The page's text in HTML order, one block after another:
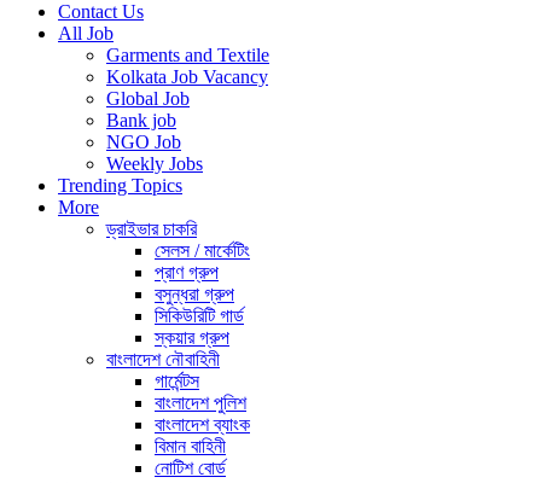
Contact Us
All Job
Garments and Textile
Kolkata Job Vacancy
Global Job
Bank job
NGO Job
Weekly Jobs
Trending Topics
More
ড্রাইভার চাকরি
সেলস / মার্কেটিং
প্রাণ গ্রুপ
বসুন্ধরা গ্রুপ
সিকিউরিটি গার্ড
স্কয়ার গ্রুপ
বাংলাদেশ নৌবাহিনী
গার্মেন্টস
বাংলাদেশ পুলিশ
বাংলাদেশ ব্যাংক
বিমান বাহিনী
নোটিশ বোর্ড